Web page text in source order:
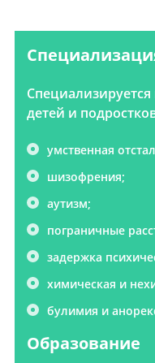
детей и
умственная
шизофрения;
аутизм;
пограничные
задержка
химическая и
булимия и
Образование